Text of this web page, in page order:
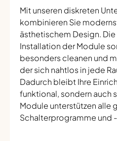
Mit unseren diskreten
kombinieren Sie
ästhetischem Design.
Installation der Module
besonders cleanen und
der sich nahtlos in jede
Dadurch bleibt Ihre
funktional, sondern auch
Module unterstützen alle
Schalterprogramme und